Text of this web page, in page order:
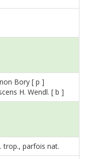
Bory [ p ]
H. Wendl. [ b ]
trop., parfois nat.